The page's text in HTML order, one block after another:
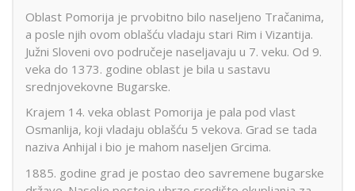
Oblast Pomorija je prvobitno bilo naseljeno Tračanima,
a posle njih ovom oblašću vladaju stari Rim i Vizantija.
Južni Sloveni ovo područeje naseljavaju u 7. veku. Od 9.
veka do 1373. godine oblast je bila u sastavu
srednjovekovne Bugarske.
Krajem 14. veka oblast Pomorija je pala pod vlast
Osmanlija, koji vladaju oblašću 5 vekova. Grad se tada
naziva Anhijal i bio je mahom naseljen Grcima.
1885. godine grad je postao deo savremene bugarske